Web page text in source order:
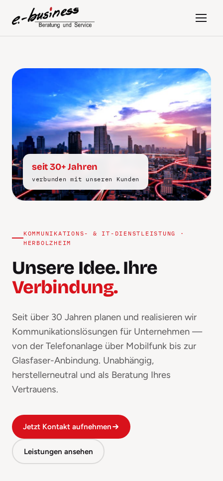
KOMMUNIKATIONS- & IT-DIENSTLEISTUNG ·
HERBOLZHEIM
Unsere Idee. Ihre
Verbindung.
Seit über 30 Jahren planen und realisieren wir
Kommunikationslösungen für Unternehmen —
von der Telefonanlage über Mobilfunk bis zur
Glasfaser-Anbindung. Unabhängig,
herstellerneutral und als Beratung Ihres
Vertrauens.
Jetzt Kontakt aufnehmen
Leistungen ansehen
seit 30+ Jahren
verbunden mit unseren Kunden